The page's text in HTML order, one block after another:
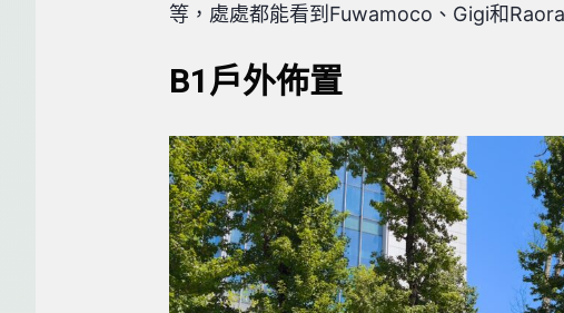
等，處處都能看到Fuwamoco、Gigi和Raora
B1戶外佈置